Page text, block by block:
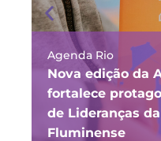
Agenda Rio
Nova edição da
fortalece
de Lideranças
Fluminense